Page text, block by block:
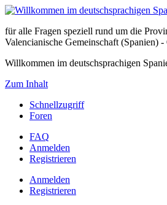
für alle Fragen speziell rund um die
Valencianische Gemeinschaft
Willkommen im deutschsprachigen
Zum Inhalt
Schnellzugriff
Foren
FAQ
Anmelden
Registrieren
Anmelden
Registrieren